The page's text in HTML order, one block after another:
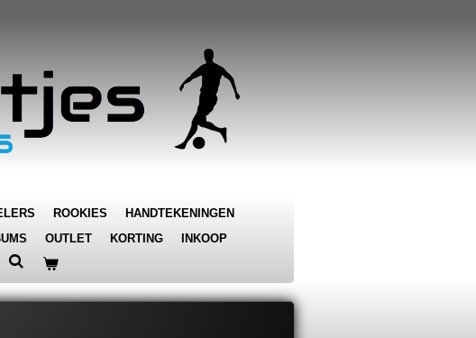
ROOKIES
HANDTEKENINGEN
OUTLET KORTING
INKOOP